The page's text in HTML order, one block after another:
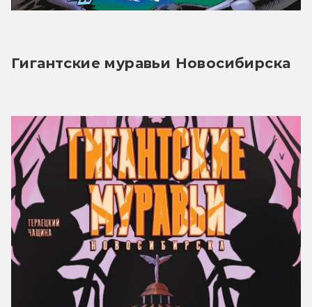
Гигантские муравьи Новосибирска